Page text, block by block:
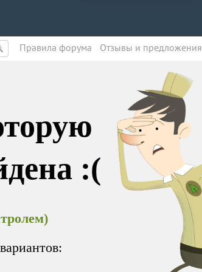
Правила форума Oтзывы и предложения
:(